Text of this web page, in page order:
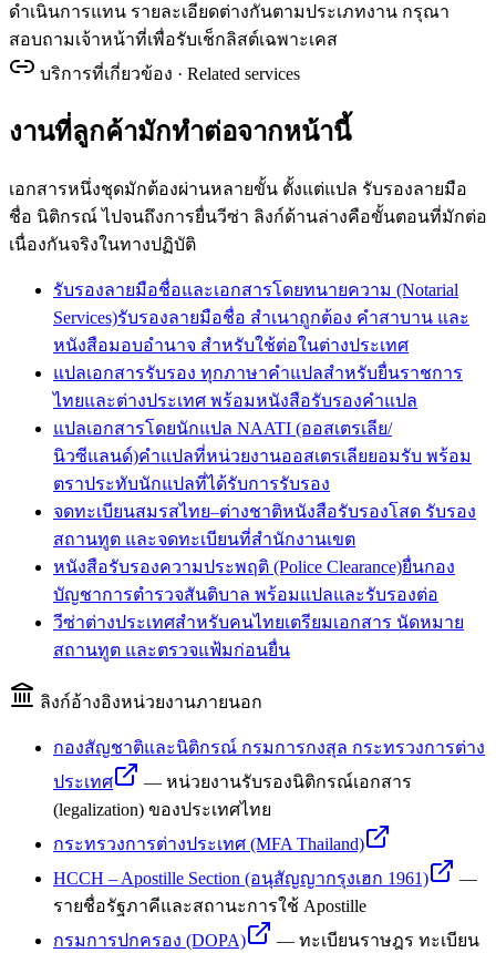
ดำเนินการแทน รายละเอียดต่างกันตามประเภทงาน กรุณา
สอบถามเจ้าหน้าที่เพื่อรับเช็กลิสต์เฉพาะเคส
บริการที่เกี่ยวข้อง · Related services
งานที่ลูกค้ามักทำต่อจากหน้านี้
เอกสารหนึ่งชุดมักต้องผ่านหลายขั้น ตั้งแต่แปล รับรองลายมือ
ชื่อ นิติกรณ์ ไปจนถึงการยื่นวีซ่า ลิงก์ด้านล่างคือขั้นตอนที่มักต่อ
เนื่องกันจริงในทางปฏิบัติ
รับรองลายมือชื่อและเอกสารโดยทนายความ (Notarial
Services)รับรองลายมือชื่อ สำเนาถูกต้อง คำสาบาน และ
หนังสือมอบอำนาจ สำหรับใช้ต่อในต่างประเทศ
แปลเอกสารรับรอง ทุกภาษาคำแปลสำหรับยื่นราชการ
ไทยและต่างประเทศ พร้อมหนังสือรับรองคำแปล
แปลเอกสารโดยนักแปล NAATI (ออสเตรเลีย/
นิวซีแลนด์)คำแปลที่หน่วยงานออสเตรเลียยอมรับ พร้อม
ตราประทับนักแปลที่ได้รับการรับรอง
จดทะเบียนสมรสไทย–ต่างชาติหนังสือรับรองโสด รับรอง
สถานทูต และจดทะเบียนที่สำนักงานเขต
หนังสือรับรองความประพฤติ (Police Clearance)ยื่นกอง
บัญชาการตำรวจสันติบาล พร้อมแปลและรับรองต่อ
วีซ่าต่างประเทศสำหรับคนไทยเตรียมเอกสาร นัดหมาย
สถานทูต และตรวจแฟ้มก่อนยื่น
ลิงก์อ้างอิงหน่วยงานภายนอก
กองสัญชาติและนิติกรณ์ กรมการกงสุล กระทรวงการต่าง
ประเทศ
— หน่วยงานรับรองนิติกรณ์เอกสาร
(legalization) ของประเทศไทย
กระทรวงการต่างประเทศ (MFA Thailand)
HCCH – Apostille Section (อนุสัญญากรุงเฮก 1961)
—
รายชื่อรัฐภาคีและสถานะการใช้ Apostille
กรมการปกครอง (DOPA)
— ทะเบียนราษฎร ทะเบียน